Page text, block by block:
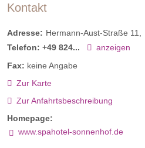
Kontakt
Adresse: Hermann-Aust-Straße 11
Telefon: +49 824...
anzeigen
Fax: keine Angabe
Zur Karte
Zur Anfahrtsbeschreibung
Homepage:
www.spahotel-sonnenhof.de